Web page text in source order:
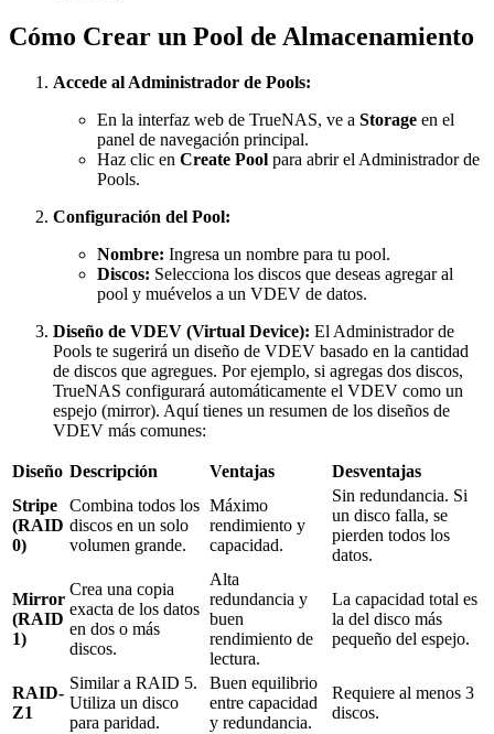
Cómo Crear un Pool de Almacenamiento
Accede al Administrador de Pools:
En la interfaz web de TrueNAS, ve a Storage en el
panel de navegación principal.
Haz clic en Create Pool para abrir el Administrador de
Pools.
Configuración del Pool:
Nombre: Ingresa un nombre para tu pool.
Discos: Selecciona los discos que deseas agregar al
pool y muévelos a un VDEV de datos.
Diseño de VDEV (Virtual Device): El Administrador de
Pools te sugerirá un diseño de VDEV basado en la cantidad
de discos que agregues. Por ejemplo, si agregas dos discos,
TrueNAS configurará automáticamente el VDEV como un
espejo (mirror). Aquí tienes un resumen de los diseños de
VDEV más comunes:
Diseño Descripción Ventajas
Desventajas
Stripe
(RAID
0)
Combina todos los
discos en un solo
volumen grande.
Máximo
rendimiento y
capacidad.
Sin redundancia. Si
un disco falla, se
pierden todos los
datos.
Mirror
(RAID
1)
Crea una copia
exacta de los datos
en dos o más
discos.
Alta
redundancia y
buen
rendimiento de
lectura.
La capacidad total es
la del disco más
pequeño del espejo.
RAID-
Z1
Similar a RAID 5.
Utiliza un disco
para paridad.
Buen equilibrio
entre capacidad
y redundancia.
Requiere al menos 3
discos.